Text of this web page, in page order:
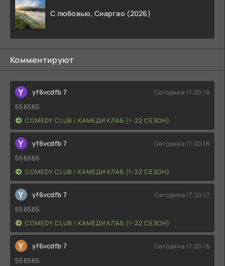
С любовью, Сиаргао (2026)
Комментируют
Y yf6vcdfb 7 Сегодня в 17:20:18
556565
COMEDY CLUB / КАМЕДИ КЛАБ (1-22 СЕЗОН)
Y yf6vcdfb 7 Сегодня в 17:20:18
556565
COMEDY CLUB / КАМЕДИ КЛАБ (1-22 СЕЗОН)
Y yf6vcdfb 7 Сегодня в 17:20:17
556565
COMEDY CLUB / КАМЕДИ КЛАБ (1-22 СЕЗОН)
Y yf6vcdfb 7 Сегодня в 17:20:16
556565